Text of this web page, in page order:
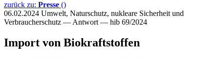
zurück zu: Presse ()
06.02.2024 Umwelt, Naturschutz, nukleare Sicherheit und
Verbraucherschutz — Antwort — hib 69/2024
Import von Biokraftstoffen